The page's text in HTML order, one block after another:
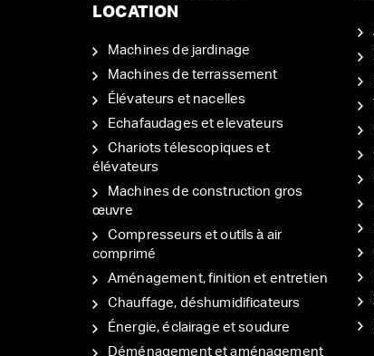
LOCATION
Machines de jardinage
Machines de terrassement
Élévateurs et nacelles
Echafaudages et elevateurs
Chariots télescopiques et
élévateurs
Machines de construction gros
œuvre
Compresseurs et outils à air
comprimé
Aménagement, finition et entretien
Chauffage, déshumidificateurs
Énergie, éclairage et soudure
Déménagement et aménagement